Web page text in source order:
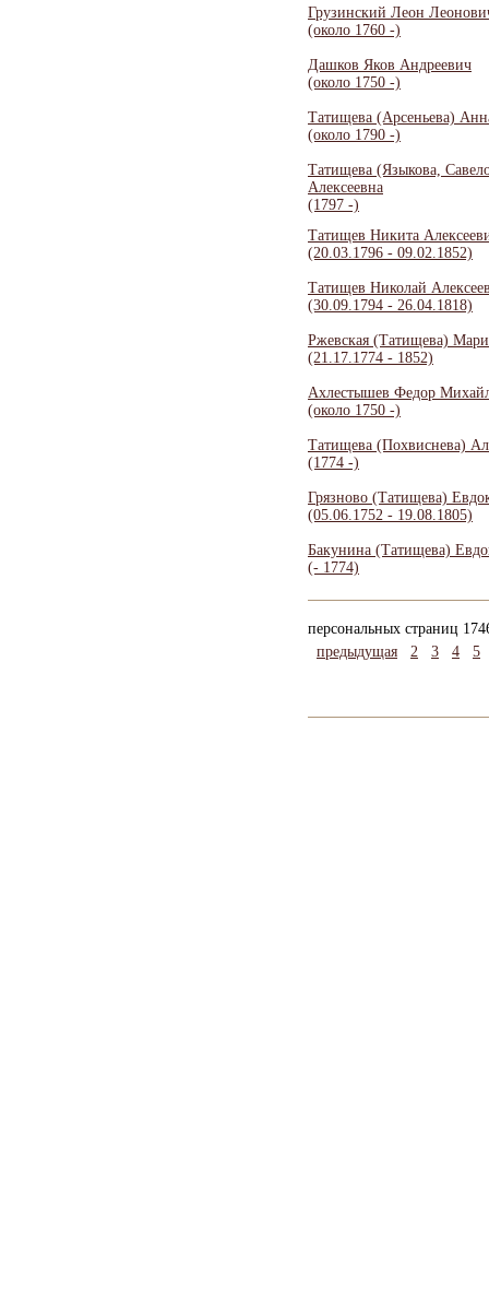
Грузинский Леон
(около 1760 -)
Дашков Яков Андреевич
(около 1750 -)
Татищева (Арсеньева)
(около 1790 -)
Татищева (Языкова,
Алексеевна
(1797 -)
Татищев Никита
(20.03.1796 - 09.02.1852)
Татищев Николай
(30.09.1794 - 26.04.1818)
Ржевская (Татищева)
(21.17.1774 - 1852)
Ахлестышев Федор
(около 1750 -)
Татищева (Похвиснева)
(1774 -)
Грязново (Татищева)
(05.06.1752 - 19.08.1805)
Бакунина (Татищева)
(- 1774)
персональных страниц
предыдущая
2 3 4 5